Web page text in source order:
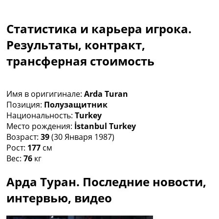
Чемпионат Мира
Украина. Премьер-Лига
Украина. Первая Лига
Лига Чемпионов
Другие Турниры >>>
Таблицы
Таблицы групп Чемпионата Мира
Украина. Премьер-Лига
Украина. Первая Лига
Лига Чемпионов. Таблицы групп
Все таблицы >>>
Рейтинги
Рейтинг стран УЕФА
Рейтинг клубов УЕФА
Статистика и карьера игрока.
Результаты, контракт,
трансферная стоимость
Имя в оригигинале: Arda Turan
Позиция: Полузащитник
Национальность: Turkey
Место рождения: İstanbul Turkey
Возраст: 39(30 Января 1987)
Рост: 177 см
Вес: 76 кг
Арда Туран. Последние новости,
интервью, видео